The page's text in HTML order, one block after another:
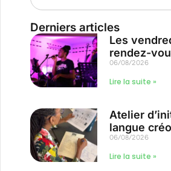
Derniers articles
Les
rendez-
06/08/2026
Lire la suite »
Atelier
langue
06/08/2026
Lire la suite »